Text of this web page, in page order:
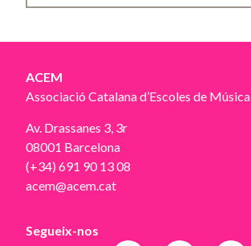
ACEM
Associació Catalana d’Escoles de Música
Av. Drassanes 3, 3r
08001 Barcelona
(+34) 691 90 13 08
acem@acem.cat
Segueix-nos